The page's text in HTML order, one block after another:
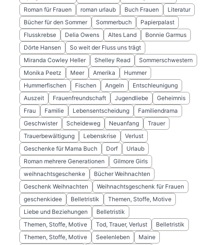
Roman für Frauen
roman urlaub Buch Frauen
Literatur
Bücher für den Sommer
Sommerbuch
Papierpalast
Flusskrebse
Delia Owens Altes Land
Bonnie Garmus
Dörte Hansen
So weit der Fluss uns trägt
Miranda Cowley Heller
Shelley Read
Sommerschwestern
Monika Peetz
Meer Amerika
Hummer
Hummerfischen
Fischen Angeln
Entschleunigung
Auszeit
Frauenfreundschaft Jugendliebe
Geheimnis
Frau
Familie Lebensentscheidung
Familiendrama
Geschwister
Scheideweg Neuanfang
Trauer
Trauerbewältigung
Lebenskrise
Verlust
Geschenke für Mama Buch
Dorf
Urlaub
Roman mehrere Generationen
Gilmore Girls
weihnachtsgeschenke
Bücher Weihnachten
Geschenk Weihnachten
Weihnachtsgeschenk für Frauen
geschenkidee
Belletristik
Themen, Stoffe, Motive
Liebe und Beziehungen
Belletristik
Themen, Stoffe, Motive
Tod, Trauer, Verlust
Belletristik
Themen, Stoffe, Motive
Seelenleben
Maine